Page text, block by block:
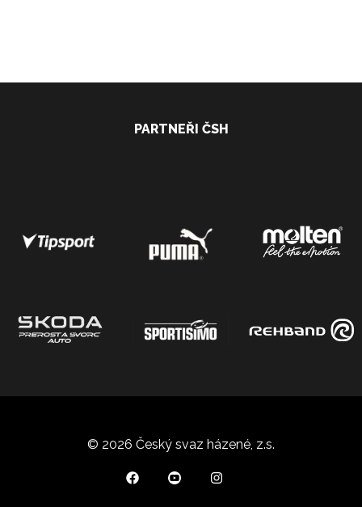
PARTNEŘI ČSH
© 2026 Český svaz házené, z.s.